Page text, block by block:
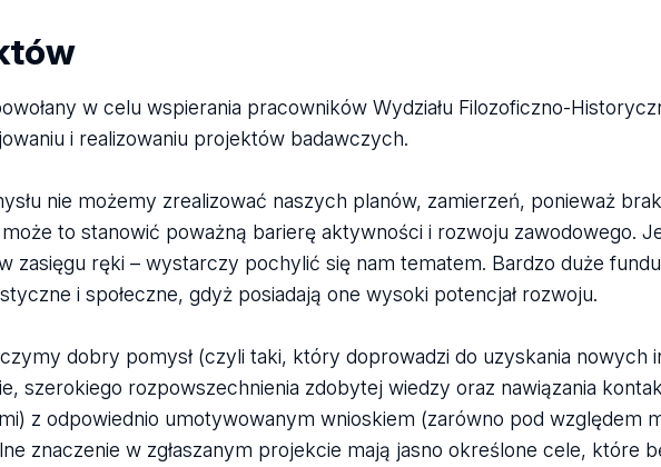
w celu wspierania pracowników Wydziału Filozoficzno-
i realizowaniu projektów badawczych.
nie możemy zrealizować naszych planów, zamierzeń, ponieważ
to stanowić poważną barierę aktywności i rozwoju zawodowego.
zasięgu ręki – wystarczy pochylić się nam tematem. Bardzo duże
i społeczne, gdyż posiadają one wysoki potencjał rozwoju.
dobry pomysł (czyli taki, który doprowadzi do uzyskania nowych
szerokiego rozpowszechnienia zdobytej wiedzy oraz nawiązania
z odpowiednio umotywowanym wnioskiem (zarówno pod względem
znaczenie w zgłaszanym projekcie mają jasno określone cele, które